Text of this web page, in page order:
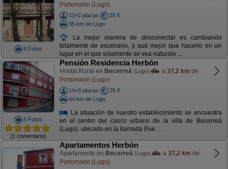
8 Fotos
Portomarin (Lugo)
10+2 plazas
25 €
35 km de Lugo
La mejor manera de desconectar es cambiando
totalmente de escenario, y qué mejor que hacerlo en un
lugar en el que solamente se vea naturale ...
8 Fotos
(1 comentario)
Pensión Residencia Herbón
Hostal Rural en Becerreá (Lugo) a 37,2 km de
Portomarin (Lugo)
14+3 plazas
25 €
44 km de Lugo
La situación de nuestro establecimiento se encuentra
en el centro del casco urbano de la villa de Becerreá
(Lugo). ubicado en la llamada Pue ...
Apartamentos Herbón
Apartamento en Becerreá (Lugo) a 37,2 km de
Portomarin (Lugo)